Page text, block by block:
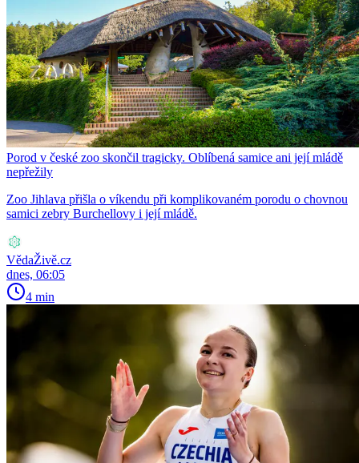
Porod v české zoo skončil tragicky. Oblíbená samice ani její mládě
nepřežily
Zoo Jihlava přišla o víkendu při komplikovaném porodu o chovnou
samici zebry Burchellovy i její mládě.
VědaŽivě.cz
dnes, 06:05
4 min